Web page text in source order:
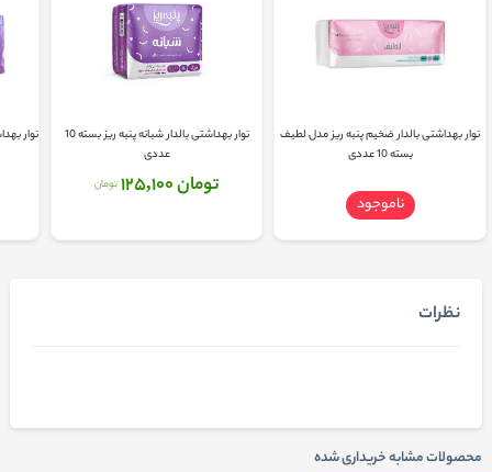
نوار بهداشتی بالدار ضخیم پنبه ریز مدل لطیف
بسته 10 عددی
ناموجود
نوار بهداشتی بالدار شبانه پنبه ریز بسته 10
عددی
تومان 125,100 تومان
نظرات
محصولات مشابه خریداری شده